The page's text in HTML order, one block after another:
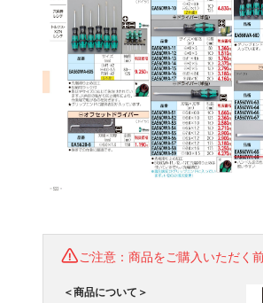
ご注意：商品をご購入いただく
＜商品について＞